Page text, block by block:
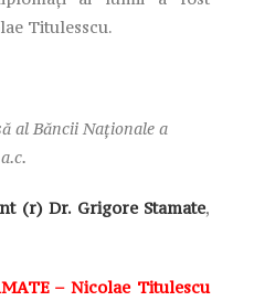
Titulesscu.
al Băncii Naționale a
(r) Dr. Grigore Stamate,
– Nicolae Titulescu